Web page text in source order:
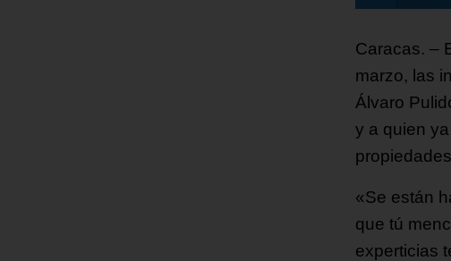
Caracas. –
marzo, las
Álvaro
y a quien
«Se están
que tú
experticias